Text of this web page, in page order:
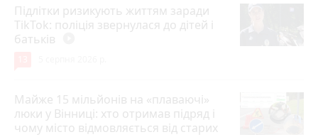
Підлітки ризикують життям заради
TikTok: поліція звернулася до дітей і
батьків
Майже 15 мільйонів на «плаваючі»
люки у Вінниці: хто отримав підряд і
чому місто відмовляється від старих